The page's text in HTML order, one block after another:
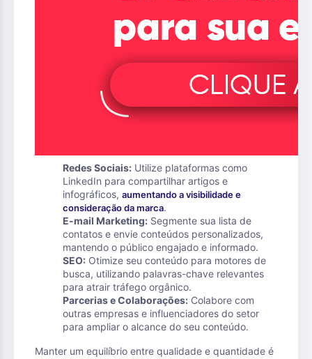
Redes Sociais: Utilize plataformas como
LinkedIn para compartilhar artigos e
infográficos, aumentando a visibilidade e
consideração da marca.
E-mail Marketing: Segmente sua lista de
contatos e envie conteúdos personalizados,
mantendo o público engajado e informado.
SEO: Otimize seu conteúdo para motores de
busca, utilizando palavras-chave relevantes
para atrair tráfego orgânico.
Parcerias e Colaborações: Colabore com
outras empresas e influenciadores do setor
para ampliar o alcance do seu conteúdo.
Manter um equilíbrio entre qualidade e quantidade é